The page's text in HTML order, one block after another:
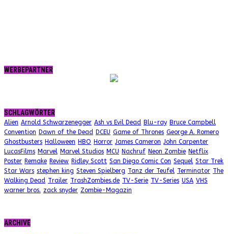
WERBEPARTNER
SCHLAGWÖRTER
Alien Arnold Schwarzenegger Ash vs Evil Dead Blu-ray Bruce Campbell
Convention Dawn of the Dead DCEU Game of Thrones George A. Romero
Ghostbusters Halloween HBO Horror James Cameron John Carpenter
LucasFilms Marvel Marvel Studios MCU Nachruf Neon Zombie Netflix
Poster Remake Review Ridley Scott San Diego Comic Con Sequel Star Trek
Star Wars stephen king Steven Spielberg Tanz der Teufel Terminator The
Walking Dead Trailer TrashZombies.de TV-Serie TV-Series USA VHS
warner bros. zack snyder Zombie-Magazin
ARCHIVE